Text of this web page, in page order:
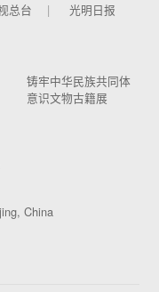
总台 光明日报
铸牢中华民族共同体
意识文物古籍展
China